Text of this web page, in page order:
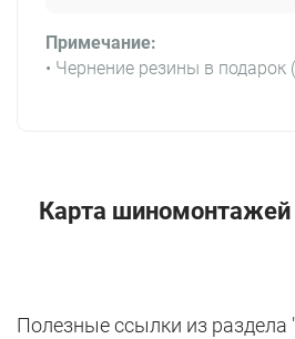
Примечание:
• Чернение резины в подарок
Карта шиномонтажей
Полезные ссылки из раздела